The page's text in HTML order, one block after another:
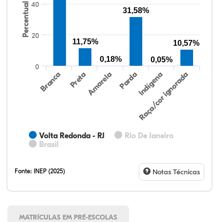
Percentual
Volta Redonda - RJ
Rio De Janeiro
Brasil
Branca PretaAmarela PardaIndígena
Raça/cor ignorada
0
20
40
11,75%
0,18%
31,58%
0,05%
10,57%
Fonte: INEP (2025) Notas Técnicas
MATRÍCULAS EM PRÉ-ESCOLAS